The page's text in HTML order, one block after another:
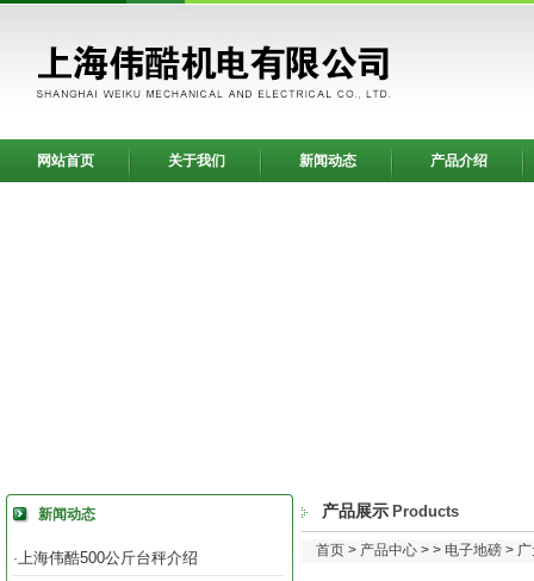
网站首页 关于我们 新闻动态 产品介绍
新闻动态
·上海伟酷500公斤台秤介绍
产品展示 Products
首页 > 产品中心 > > 电子地磅 >